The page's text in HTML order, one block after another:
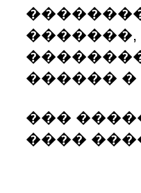
������
���
����